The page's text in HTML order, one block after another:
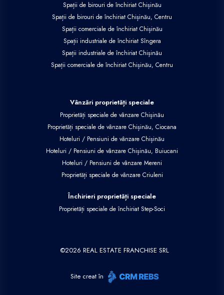
Spații de birouri de închiriat Chișinău
Spații de birouri de închiriat Chișinău, Centru
Spații comerciale de închiriat Chișinău
Spații industriale de închiriat Sîngera
Spații industriale de închiriat Chișinău
Spații comerciale de închiriat Chișinău, Centru
Vânzări proprietăți speciale
Proprietăți speciale de vânzare Chișinău
Proprietăți speciale de vânzare Chișinău, Ciocana
Hoteluri / Pensiuni de vânzare Chișinău
Hoteluri / Pensiuni de vânzare Chișinău, Buiucani
Hoteluri / Pensiuni de vânzare Mereni
Proprietăți speciale de vânzare Criuleni
Închirieri proprietăți speciale
Proprietăți speciale de închiriat Step-Soci
©2026 REAL ESTATE FRANCHISE SRL
Site creat în